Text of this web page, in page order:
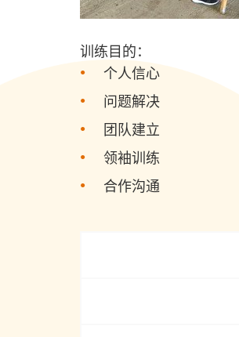
训练目的：
个人信心
问题解决
团队建立
领袖训练
合作沟通